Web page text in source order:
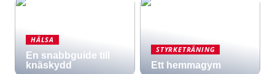
HÄLSA
En snabbguide till
knäskydd
STYRKETRÄNING
Ett hemmagym